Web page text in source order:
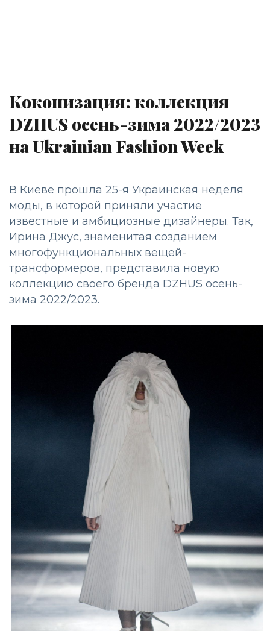
Коконизация: коллекция
DZHUS осень-зима 2022/2023
на Ukrainian Fashion Week
В Киеве прошла 25-я Украинская неделя
моды, в которой приняли участие
известные и амбициозные дизайнеры. Так,
Ирина Джус, знаменитая созданием
многофункциональных вещей-
трансформеров, представила новую
коллекцию своего бренда DZHUS осень-
зима 2022/2023.